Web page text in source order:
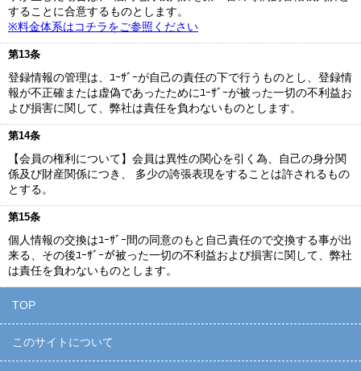
することに合意するものとします。
※料金体系はコチラをご参照ください
第13条
登録情報の管理は、ﾕｰｻﾞｰが自己の責任の下で行うものとし、登録情
報が不正確または虚偽であったためにﾕｰｻﾞｰが被った一切の不利益お
よび損害に関して、弊社は責任を負わないものとします。
第14条
【会員の権利について】会員は異性の関心を引く為、自己の身分関
係及び財産関係につき、 多少の誇張表現をすることは許されるもの
とする。
第15条
個人情報の交換はﾕｰｻﾞｰ間の同意のもと自己責任ので交換する事が出
来る、その後ﾕｰｻﾞｰが被った一切の不利益および損害に関して、弊社
は責任を負わないものとします。
TOP
このサイトについて